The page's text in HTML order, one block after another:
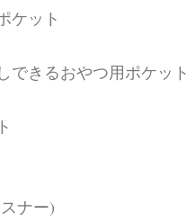
ケット
できるおやつ用ポケット
ナー)